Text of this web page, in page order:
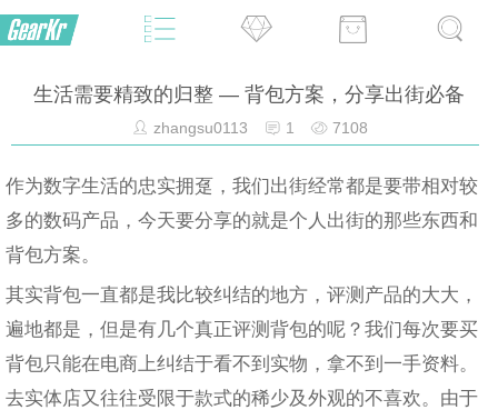
生活需要精致的归整 — 背包方案，分享出街必备
zhangsu0113 1 7108
作为数字生活的忠实拥趸，我们出街经常都是要带相对较
多的数码产品，今天要分享的就是个人出街的那些东西和
背包方案。
其实背包一直都是我比较纠结的地方，评测产品的大大，
遍地都是，但是有几个真正评测背包的呢？我们每次要买
背包只能在电商上纠结于看不到实物，拿不到一手资料。
去实体店又往往受限于款式的稀少及外观的不喜欢。由于